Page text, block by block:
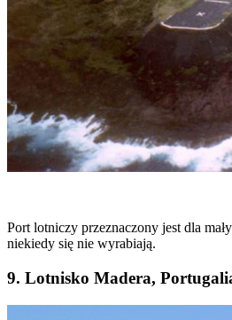
Port lotniczy przeznaczony jest dla
niekiedy się nie wyrabiają.
9. Lotnisko Madera,